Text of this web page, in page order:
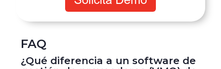
FAQ
¿Qué diferencia a un software de